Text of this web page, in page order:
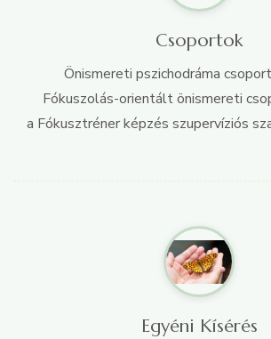
Csoportok
Önismereti pszichodráma
Fókuszolás-orientált önismereti
a Fókusztréner képzés szupervíziós
Egyéni Kísérés